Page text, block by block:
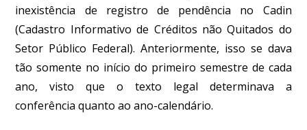
inexistência de registro de pendência no Cadin
(Cadastro Informativo de Créditos não Quitados do
Setor Público Federal). Anteriormente, isso se dava
tão somente no início do primeiro semestre de cada
ano, visto que o texto legal determinava a
conferência quanto ao ano-calendário.